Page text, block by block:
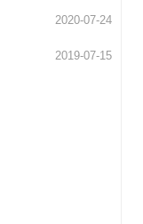
2020-07-24
2019-07-15